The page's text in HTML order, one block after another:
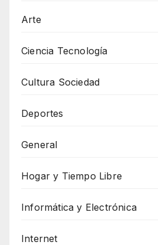
Arte
Ciencia Tecnología
Cultura Sociedad
Deportes
General
Hogar y Tiempo Libre
Informática y Electrónica
Internet